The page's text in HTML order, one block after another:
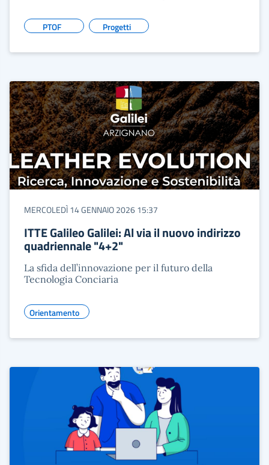
PTOF Progetti
MERCOLEDÌ 14 GENNAIO 2026 15:37
ITTE Galileo Galilei: Al via il nuovo indirizzo
quadriennale "4+2"
La sfida dell’innovazione per il futuro della
Tecnologia Conciaria
Orientamento